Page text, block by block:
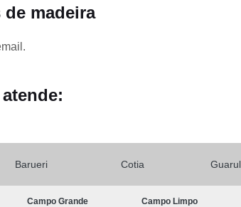
Deck para Jardim de Madeira
Instalação de Piso de Madeira
madeira
Barueri Cotia
Campo Grande Campo Limpo